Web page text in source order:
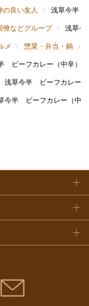
の良い友人
浅草今半
僚などグループ
浅草
メ 惣菜・弁当・鍋
ビーフカレー（中辛）
浅草今半 ビーフカレー
今半 ビーフカレー（中
ア